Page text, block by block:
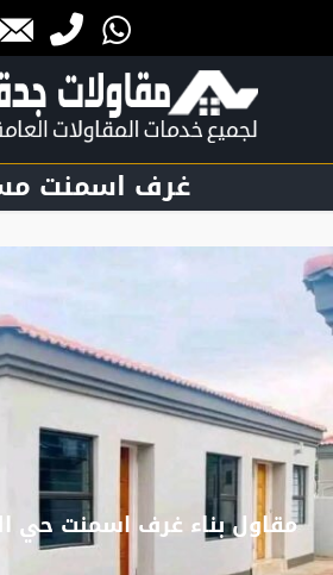
غرف اسمنت
مقاول بناء غرف اسمنت حي